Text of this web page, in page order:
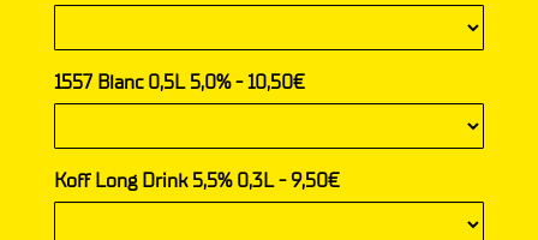
1557 Blanc 0,5L 5,0% - 10,50€
Koff Long Drink 5,5% 0,3L - 9,50€